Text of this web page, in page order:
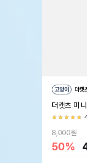
고양이 더캣
더캣츠 미
8,000원
50%